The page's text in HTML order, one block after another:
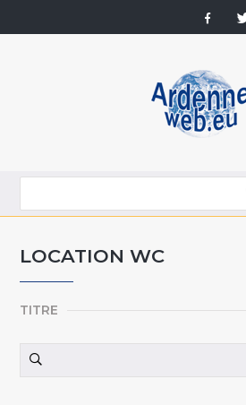
LOCATION WC
TITRE